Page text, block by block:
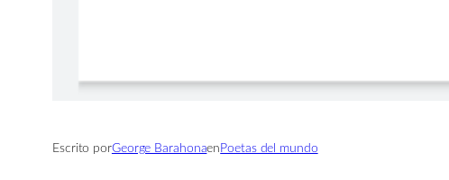
Escrito porGeorge Barahonaen Poetas del mundo